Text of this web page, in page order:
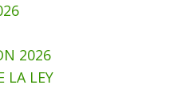
2026
LA LEY